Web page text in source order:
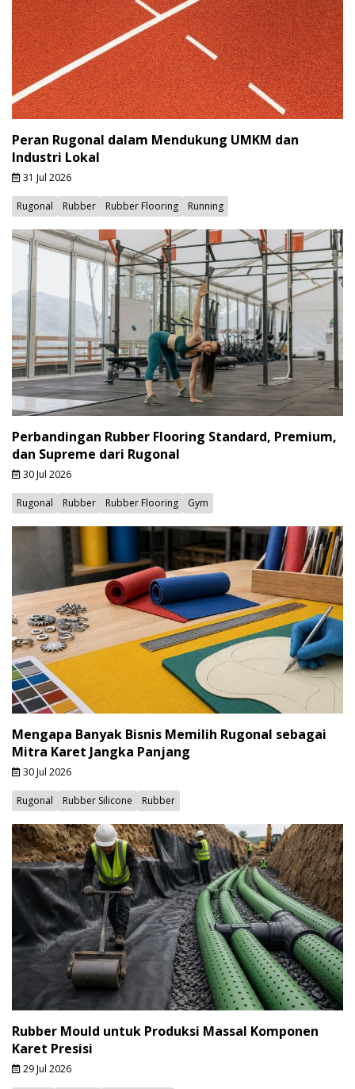
Peran Rugonal dalam Mendukung UMKM dan
Industri Lokal
31 Jul 2026
Rugonal Rubber Rubber Flooring Running
Perbandingan Rubber Flooring Standard, Premium,
dan Supreme dari Rugonal
30 Jul 2026
Rugonal Rubber Rubber Flooring Gym
Mengapa Banyak Bisnis Memilih Rugonal sebagai
Mitra Karet Jangka Panjang
30 Jul 2026
Rugonal Rubber Silicone Rubber
Rubber Mould untuk Produksi Massal Komponen
Karet Presisi
29 Jul 2026